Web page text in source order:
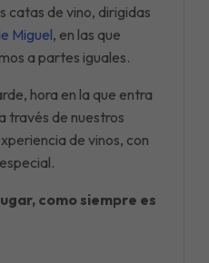
catas de vino, dirigidas
Miguel, en las que
a partes iguales.
hora en la que entra
través de nuestros
de vinos, con
como siempre es